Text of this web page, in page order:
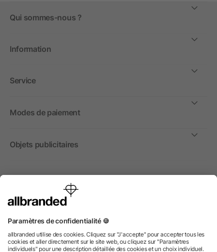
Qui sommes-nous ?
Information
Service
Modes de paiement
Objets publicitaires
International